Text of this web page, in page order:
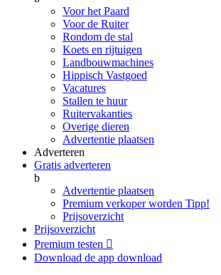
Voor het Paard
Voor de Ruiter
Rondom de stal
Koets en rijtuigen
Landbouwmachines
Hippisch Vastgoed
Vacatures
Stallen te huur
Ruitervakanties
Overige dieren
Advertentie plaatsen
Adverteren
Gratis adverteren
b
Advertentie plaatsen
Premium verkoper worden Tipp!
Prijsoverzicht
Prijsoverzicht
Premium testen 
Download de app download